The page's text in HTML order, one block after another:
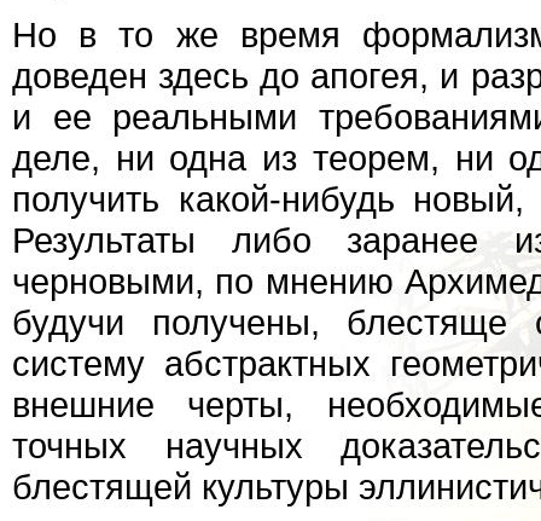
Но в то же время
доведен здесь до апогея, и
и ее реальными
деле, ни одна из теорем, ни
получить какой-нибудь новый,
Результаты либо заранее
черновыми, по мнению
будучи получены, блестяще
систему абстрактных
внешние черты,
точных научных
блестящей культуры